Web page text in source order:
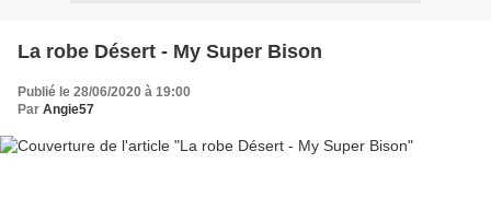
La robe Désert - My Super Bison
Publié le 28/06/2020 à 19:00
Par Angie57